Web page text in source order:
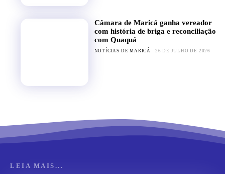
Câmara de Maricá ganha vereador
com história de briga e reconciliação
com Quaquá
NOTÍCIAS DE MARICÁ 26 DE JULHO DE 2026
LEIA MAIS...